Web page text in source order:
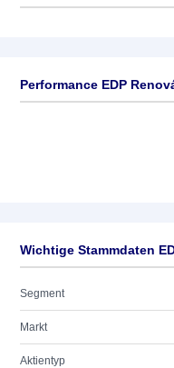
Performance EDP
Wichtige Stammdaten
Segment
Markt
Aktientyp